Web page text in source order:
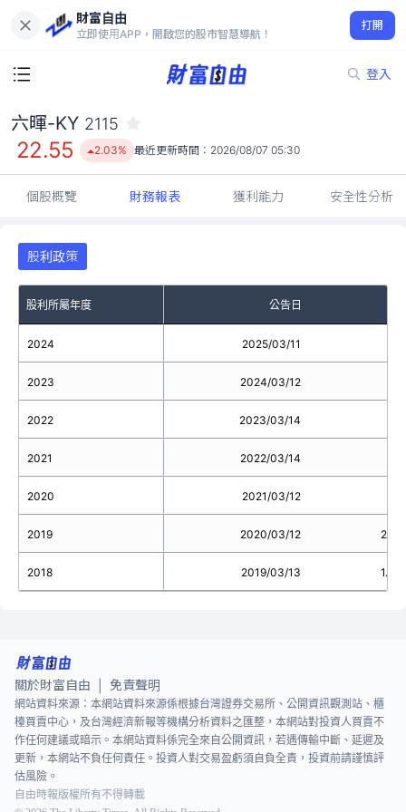
財富自由
立即使用APP，開啟您的股市智慧導航！
打開
登入
22.55
2.03%
六暉-KY 2115
22.55 2.03% 最近更新時間： 2026/08/07 05:30
個股概覽 財務報表 獲利能力 安全性分析
股利政策
股利所屬年度 公告日
2024
2023
2022
2021
2020
2019
2018
2025/03/11
2024/03/12
2023/03/14
2022/03/14
2021/03/12
2020/03/12
2019/03/13
關於財富自由 免責聲明
網站資料來源：本網站資料來源係根據台灣證券交易所、公開資訊觀測站、櫃
檯買賣中心，及台灣經濟新報等機構分析資料之匯整，本網站對投資人買賣不
作任何建議或暗示。本網站資料係完全來自公開資訊，若遇傳輸中斷、延遲及
更新，本網站不負任何責任。投資人對交易盈虧須自負全責，投資前請謹慎評
估風險。
自由時報版權所有不得轉載